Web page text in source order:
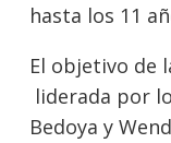
hasta los 11
El objetivo de
liderada por
Bedoya y